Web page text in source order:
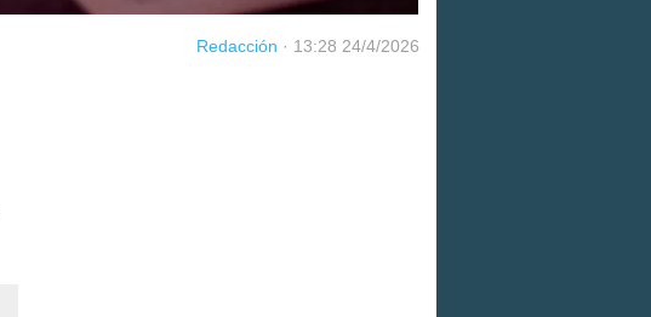
Redacción · 13:28 24/4/2026